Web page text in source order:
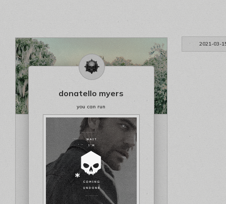
2021-03-
donatello myers
you can run